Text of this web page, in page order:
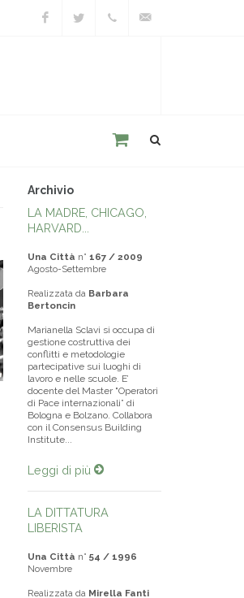
Archivio
LA MADRE, CHICAGO,
HARVARD...
Una Città n° 167 / 2009
Agosto-Settembre
Realizzata da Barbara
Bertoncin
Marianella Sclavi si occupa di
gestione costruttiva dei
conflitti e metodologie
partecipative sui luoghi di
lavoro e nelle scuole. E’
docente del Master "Operatori
di Pace internazionali” di
Bologna e Bolzano. Collabora
con il Consensus Building
Institute...
Leggi di più
LA DITTATURA
LIBERISTA
Una Città n° 54 / 1996
Novembre
Realizzata da Mirella Fanti